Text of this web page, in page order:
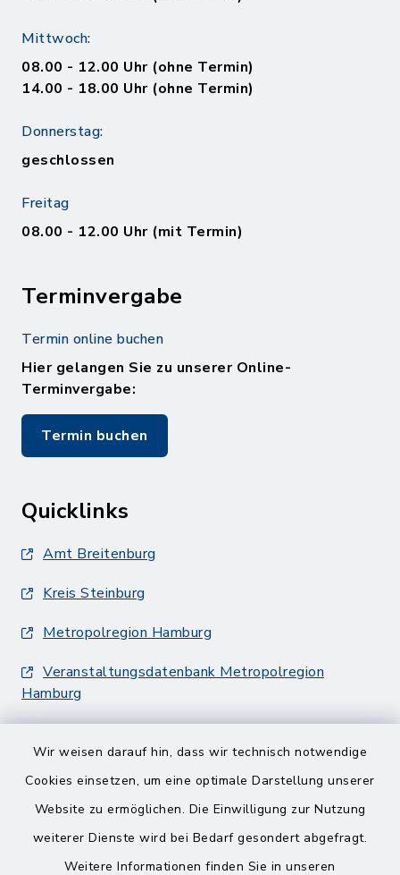
Wir weisen darauf hin, dass wir technisch notwendige
Cookies einsetzen, um eine optimale Darstellung unserer
Website zu ermöglichen. Die Einwilligung zur Nutzung
weiterer Dienste wird bei Bedarf gesondert abgefragt.
Weitere Informationen finden Sie in unseren
Mittwoch:
08.00 - 12.00 Uhr (ohne Termin)
14.00 - 18.00 Uhr (ohne Termin)
Donnerstag:
geschlossen
Freitag
08.00 - 12.00 Uhr (mit Termin)
Terminvergabe
Termin online buchen
Hier gelangen Sie zu unserer Online-
Terminvergabe:
Termin buchen
Quicklinks
Amt Breitenburg
Kreis Steinburg
Metropolregion Hamburg
Veranstaltungsdatenbank Metropolregion
Hamburg